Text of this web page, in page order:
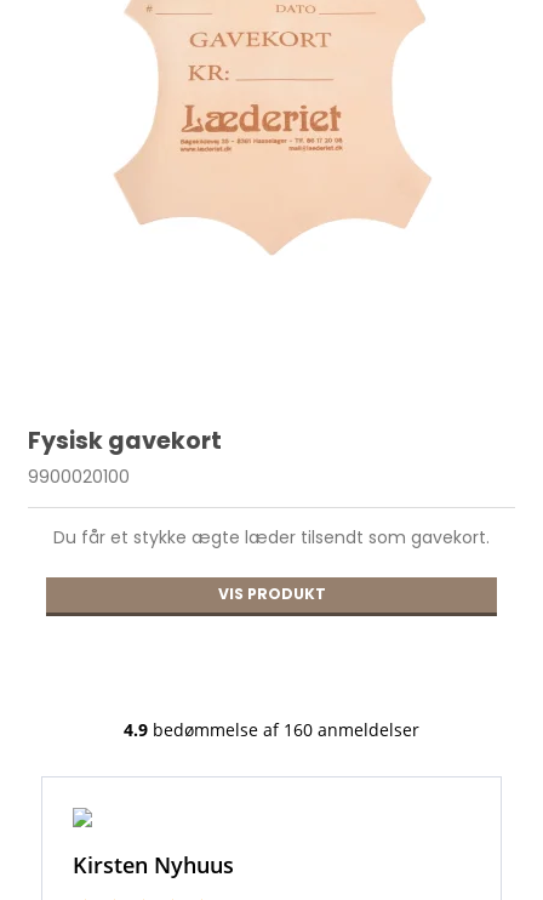
Fysisk gavekort
9900020100
Du får et stykke ægte læder tilsendt som gavekort.
VIS PRODUKT